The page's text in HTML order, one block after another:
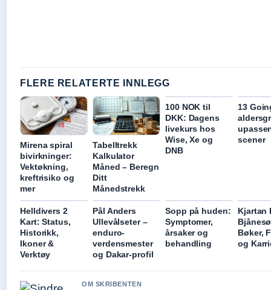
FLERE RELATERTE INNLEGG
Mirena spiral
bivirkninger:
Vektøkning,
kreftrisiko og
mer
Tabelltrekk
Kalkulator
Måned – Beregn
Ditt
Månedstrekk
100 NOK til
DKK: Dagens
livekurs hos
Wise, Xe og
DNB
13
scener
Helldivers 2
Kart: Status,
Historikk,
Ikoner &
Verktøy
Pål Anders
Ullevålseter –
enduro-
verdensmester
og Dakar-profil
Sopp på huden:
Symptomer,
årsaker og
behandling
Kjartan
Bøker,
og
OM SKRIBENTEN